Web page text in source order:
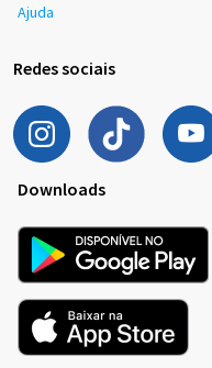
Ajuda
Redes sociais
Downloads